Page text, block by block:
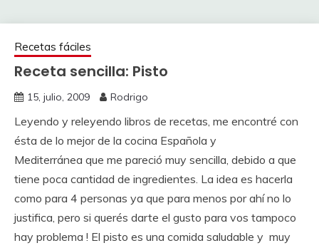
Recetas fáciles
Receta sencilla: Pisto
15, julio, 2009 Rodrigo
Leyendo y releyendo libros de recetas, me encontré con
ésta de lo mejor de la cocina Española y
Mediterránea que me pareció muy sencilla, debido a que
tiene poca cantidad de ingredientes. La idea es hacerla
como para 4 personas ya que para menos por ahí no lo
justifica, pero si querés darte el gusto para vos tampoco
hay problema ! El pisto es una comida saludable y muy